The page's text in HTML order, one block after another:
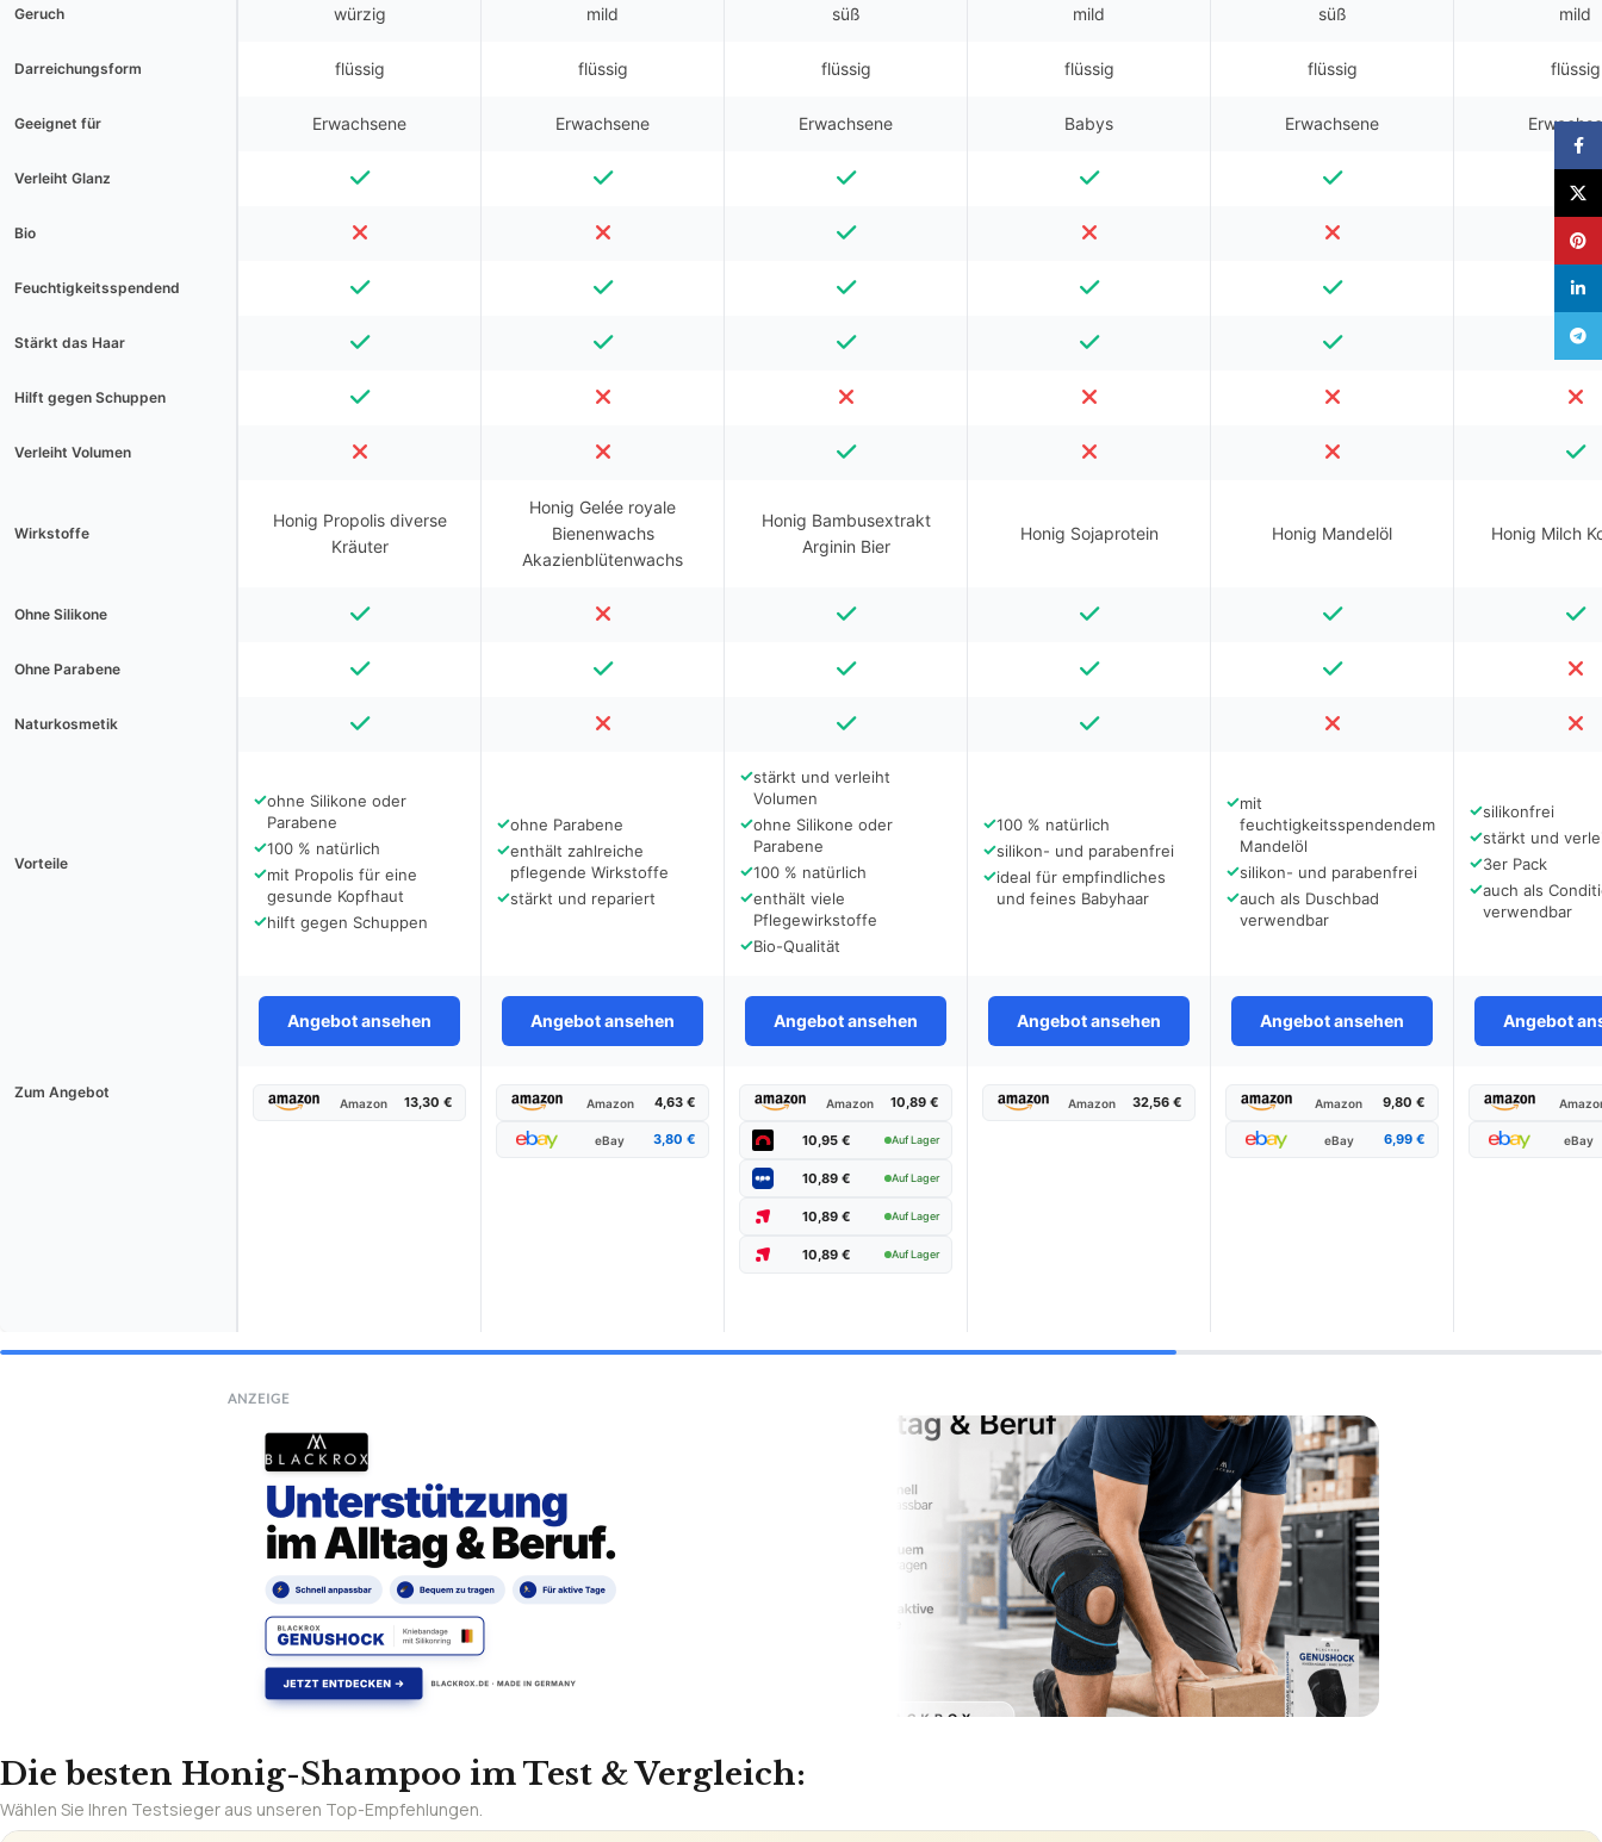
Geruch würzig mild süß mild süß mild
Darreichungsform flüssig flüssig flüssig flüssig flüssig flüssig
Geeignet für Erwachsene Erwachsene Erwachsene Babys Erwachsene
Verleiht Glanz
Bio
Feuchtigkeitsspendend
Stärkt das Haar
Hilft gegen Schuppen
Verleiht Volumen
Wirkstoffe
Honig Propolis diverse
Kräuter
Honig Gelée royale
Bienenwachs
Akazienblütenwachs
Honig Bambusextrakt
Arginin Bier
Honig Sojaprotein Honig Mandelöl Honig Milch
Ohne Silikone
Ohne Parabene
Naturkosmetik
Vorteile
✓ohne Silikone oder
Parabene
✓100 % natürlich
✓mit Propolis für eine
gesunde Kopfhaut
✓hilft gegen Schuppen
✓ohne Parabene
✓enthält zahlreiche
pflegende Wirkstoffe
✓stärkt und repariert
✓stärkt und verleiht
Volumen
✓ohne Silikone oder
Parabene
✓100 % natürlich
✓enthält viele
Pflegewirkstoffe
✓Bio-Qualität
✓100 % natürlich
✓silikon- und parabenfrei
✓ideal für empfindliches
und feines Babyhaar
✓mit
feuchtigkeitsspendendem
Mandelöl
✓silikon- und parabenfrei
✓auch als Duschbad
verwendbar
✓silikonfrei
✓stärkt und
✓3er Pack
✓auch als
verwendbar
Angebot ansehen Angebot ansehen Angebot ansehen Angebot ansehen Angebot ansehen Angebot
Zum Angebot
Amazon 13,30 € Amazon 4,63 €
eBay 3,80 €
Amazon 10,89 €
10,95 € Auf Lager
10,89 € Auf Lager
10,89 € Auf Lager
10,89 € Auf Lager
Amazon 32,56 € Amazon 9,80 €
eBay 6,99 € eBay
ANZEIGE
Die besten Honig-Shampoo im Test & Vergleich:
Wählen Sie Ihren Testsieger aus unseren Top-Empfehlungen.